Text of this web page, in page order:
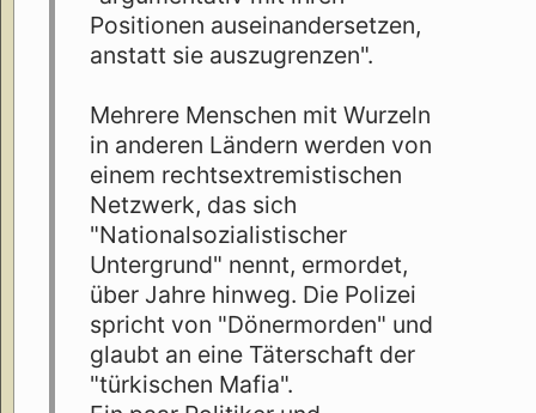
Positionen auseinandersetzen,
anstatt sie auszugrenzen".
Mehrere Menschen mit Wurzeln
in anderen Ländern werden von
einem rechtsextremistischen
Netzwerk, das sich
"Nationalsozialistischer
Untergrund" nennt, ermordet,
über Jahre hinweg. Die Polizei
spricht von "Dönermorden" und
glaubt an eine Täterschaft der
"türkischen Mafia".